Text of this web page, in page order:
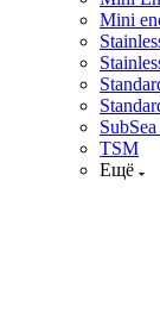
Mini
TSM
Ещё